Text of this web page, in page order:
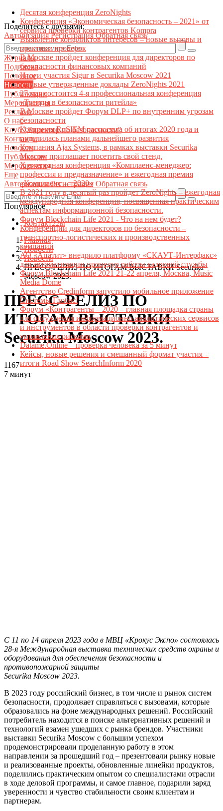
Поделитесь с друзьями:
АвторизацияРегистрацияОбратная связь
Журналы
Подписка
Полезное
Новости
Публикации
Мероприятия
Реклама
О нас
Клуб "Директор по безопасности"
Контакты
Новости
Публикации
Мероприятия
Еще
АвторизацияРегистрация Обратная связь
Популярное
Десятая конференция ZeroNights
Конференция «Экономическая безопасность – 2021» от
сервиса проверки контрагентов Kompra
Выявление конфликтов интересов – новые вызовы и
практики проверок
В Москве пройдет конференция для директоров по
безопасности финансовых компаний
Итоги участия Sigur в Securika Moscow 2021
Первые утвержденные доклады ZeroNights 2021
27 мая состоится 4-я профессиональная конференция
«Тренды в безопасности ритейла»
В Москве пройдет Форум DLP+ по внутренним угрозам
безопасности
Компания RuSIEM рассказала об итогах 2020 года и
поделилась планами дальнейшего развития
Компания Ajax Systems, в рамках выставки Securika
Moscow приглашает посетить свой стенд.
X ежегодная конференция «Комплаенс-менеджер:
профессия и предназначение» и ежегодная премия
«Комплаенс — 2020»
В 2021 году в десятый раз пройдет ZeroNights – ежегодная
международная конференция, посвященная практическим
аспектам информационной безопасности.
Форум Blockchain Life 2021 - Что на нем будет?
Конференции для директоров по безопасности –
транспортно-логистических и производственных
компаний
АО «Апатит» внедрило платформу «СКАУТ-Интерфакс»
для автоматизации процедур работы кадровой службы
Форум Blockchain Life 2021 21-22 апреля, Москва, Music
Media Dome
Агентство Credinform запустило мобильное приложение
Системы Глобас!
Форум «Контрагенты – 2020 – главная площадка страны
для обсуждения информационно-аналитических сервисов
и инструментов в области проверки контрагентов и
управления рисками
Datame.Online – проверка человека за 5 минут
Кейсы, новые решения и смешанный формат участия –
итоги Road Show SearchInform 2020
Контакт22ы
Главная
Новости
Новости
ПРЕСС-РЕЛИЗ ПО ИТОГАМ ВЫСТАВКИ Securika
Moscow 2023.
ПРЕСС-РЕЛИЗ ПО
ИТОГАМ ВЫСТАВКИ
Securika Moscow 2023.
1167
7 минут
С 11 по 14 апреля 2023 года в МВЦ «Крокус Экспо» состоялась
28-я Международная выставка технических средств охраны и
оборудования для обеспечения безопасности и
противопожарной защиты
Securika Moscow 2023.
В 2023 году российский бизнес, в том числе и рынок систем
безопасности, продолжает справляться с вызовами, которые
образовались на фоне международных решений. Российский
потребитель находится в поиске альтернативных решений и
технологий взамен ушедших с рынка брендов. Участники
выставки Securika Moscow с большим успехом
продемонстрировали проделанную работу в этом
направлении за прошедший год – презентовали рынку новые
и реализованные проекты, обновленные линейки продуктов,
поделились практическим опытом со специалистами отрасли
в ходе деловой программы, и самое главное, подарили заряд
уверенности и чувство стабильности своим клиентам и
партнерам.